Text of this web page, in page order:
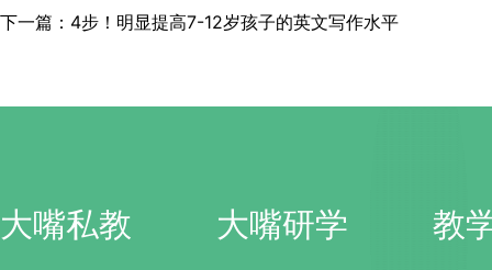
下一篇：4步！明显提高7-12岁孩子的英文写作水平
大嘴私教 大嘴研学 教